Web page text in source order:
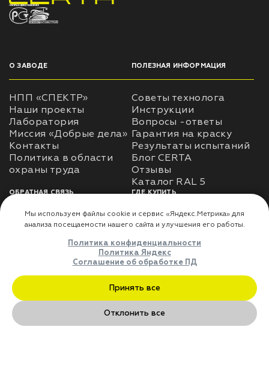
НПП «СПЕКТР» ЗАВОД ЛАКОКРАСОЧНЫХ МАТЕРИАЛОВ
О ЗАВОДЕ
НПП «СПЕКТР»
Наши проекты
Лаборатория
Миссия «Добрые дела»
Контакты
Политика в области
ПОЛЕЗНАЯ ИНФОРМАЦИЯ
Советы технолога
Инструкции
Вопросы -ответы
Гарантия на краску
Результаты испытаний
Блог CERTA
Отзывы
Каталог RAL 5
ОБРАТНАЯ СВЯЗЬ
Использование
использования личных
Оферта
ГДЕ КУПИТЬ
Доставка
Где купить
ДЛЯ ПАРТНЁРОВ
Преимущества